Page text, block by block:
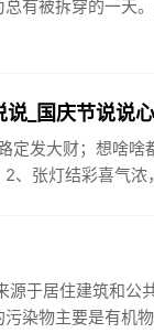
有被拆穿的一天
_国庆节说说
定发大财；想啥
、张灯结彩喜气浓
于居住建筑和公
染物主要是有机